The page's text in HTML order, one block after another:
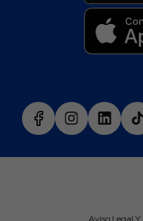
Aviso Legal Y